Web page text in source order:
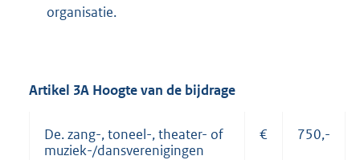
organisatie.
Artikel 3A Hoogte van de bijdrage
De. zang-, toneel-, theater- of
muziek-/dansverenigingen
€ 750,-